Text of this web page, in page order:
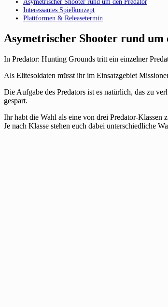
Interessantes Spielkonzept
Plattformen & Releasetermin
Asymetrischer Shooter rund um
In Predator: Hunting Grounds tritt ein einzelner
Als Elitesoldaten müsst ihr im Einsatzgebiet
Die Aufgabe des Predators ist es natürlich, das zu
gespart.
Ihr habt die Wahl als eine von drei Predator-Klassen
Je nach Klasse stehen euch dabei unterschiedliche